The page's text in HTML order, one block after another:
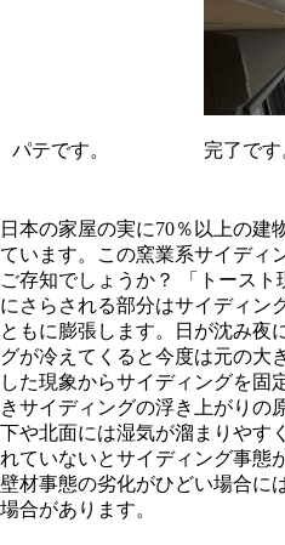
パテです。 完了です
日本の家屋の実に70％以上の建
ています。この窯業系サイディ
ご存知でしょうか？ 「トース
にさらされる部分はサイディン
ともに膨張します。日が沈み夜
グが冷えてくると今度は元の大
した現象からサイディングを固
きサイディングの浮き上がりの
下や北面には湿気が溜まりやす
れていないとサイディング事態
壁材事態の劣化がひどい場合に
場合があります。